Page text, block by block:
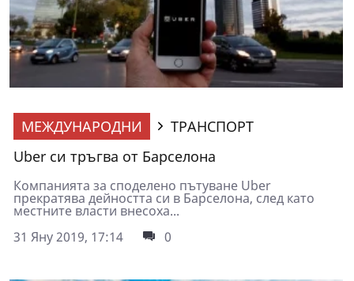
МЕЖДУНАРОДНИ
ТРАНСПОРТ
Uber си тръгва от Барселона
Компанията за споделено пътуване Uber
прекратява дейността си в Барселона, след като
местните власти внесоха...
31 Яну 2019, 17:14
0